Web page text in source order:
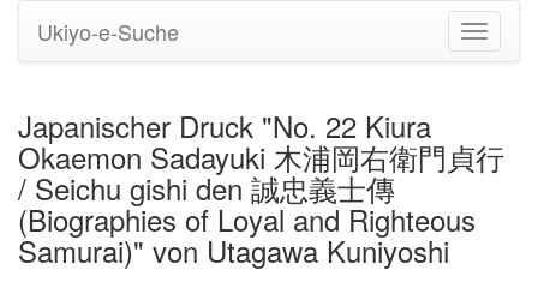
Ukiyo-e-Suche
Japanischer Druck "No. 22 Kiura
Okaemon Sadayuki 木浦岡右衛門貞行
/ Seichu gishi den 誠忠義士傳
(Biographies of Loyal and Righteous
Samurai)" von Utagawa Kuniyoshi